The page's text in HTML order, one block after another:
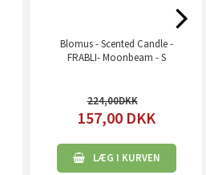
Blomus - Scented Candle -
FRABLI- Moonbeam - S
224,00
157,00 DKK
LÆG I KURVEN